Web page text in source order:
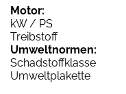
Motor:
kW / PS
Treibstoff
Umweltnormen:
Schadstoffklasse
Umweltplakette